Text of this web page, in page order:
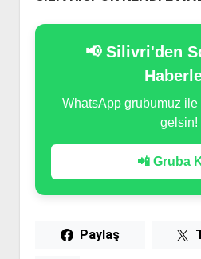
📢 Silivri'den
WhatsApp grubumuz ile
gelsin!
📲 Gruba
Paylaş